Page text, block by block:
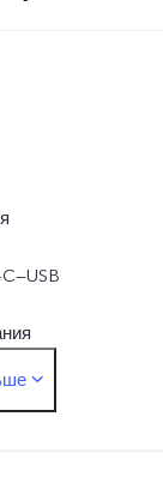
Sim-слот